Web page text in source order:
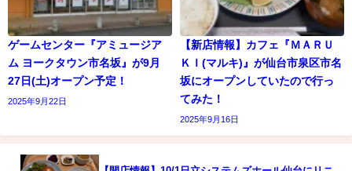
ゲームセンター『アミュージア
ム ヨークタウン市名坂』が9月
27日(土)オープン予定！
2025年9月22日
【新店情報】カフェ『ＭＡＲＵ
ＫＩ(マルキ)』が仙台市泉区市名
坂にオープンしていたので行っ
てみた！
2025年9月16日